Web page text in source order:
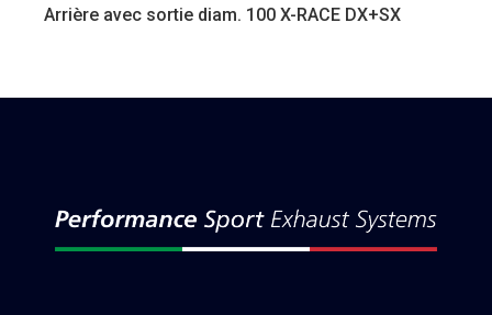
Arrière avec sortie diam. 100 X-RACE DX+SX